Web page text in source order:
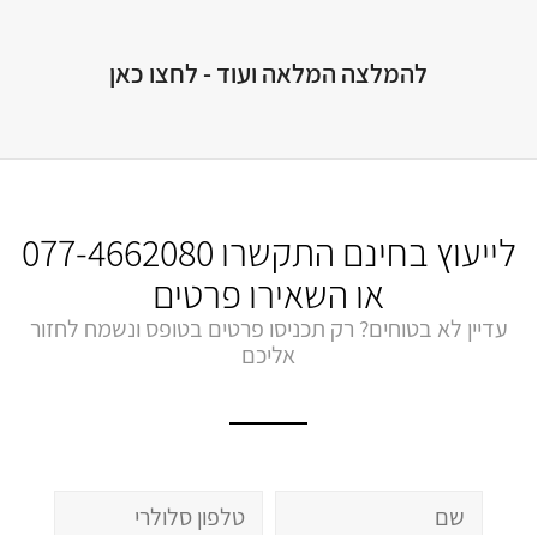
להמלצה המלאה ועוד - לחצו כאן
לייעוץ בחינם התקשרו 077-4662080
או השאירו פרטים
עדיין לא בטוחים? רק תכניסו פרטים בטופס ונשמח לחזור
אליכם